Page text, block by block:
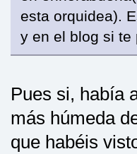
esta orquidea).
y en el blog si te
Pues si, había
más húmeda
que habéis